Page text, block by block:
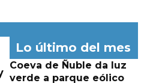
Lo último del mes
Coeva de Ñuble da luz
verde a parque eólico